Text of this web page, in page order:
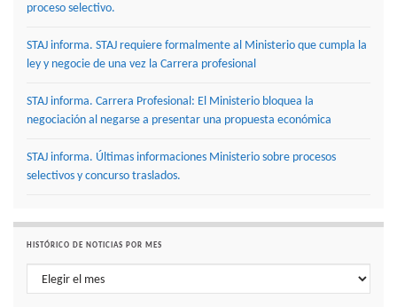
proceso selectivo.
STAJ informa. STAJ requiere formalmente al Ministerio que cumpla la
ley y negocie de una vez la Carrera profesional
STAJ informa. Carrera Profesional: El Ministerio bloquea la
negociación al negarse a presentar una propuesta económica
STAJ informa. Últimas informaciones Ministerio sobre procesos
selectivos y concurso traslados.
HISTÓRICO DE NOTICIAS POR MES
Histórico de noticias por mes